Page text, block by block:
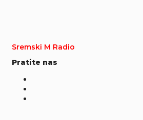
Sremski M Radio
Pratite nas